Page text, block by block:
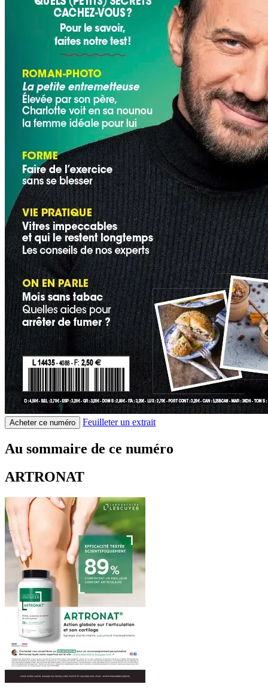
Acheter ce numéro Feuilleter un extrait
Au sommaire de ce numéro
ARTRONAT